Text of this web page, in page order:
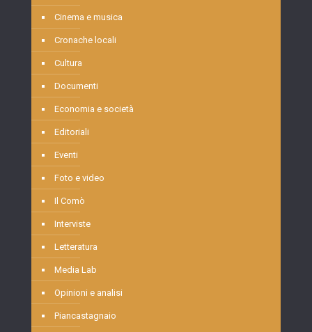
Cinema e musica
Cronache locali
Cultura
Documenti
Economia e società
Editoriali
Eventi
Foto e video
Il Comò
Interviste
Letteratura
Media Lab
Opinioni e analisi
Piancastagnaio